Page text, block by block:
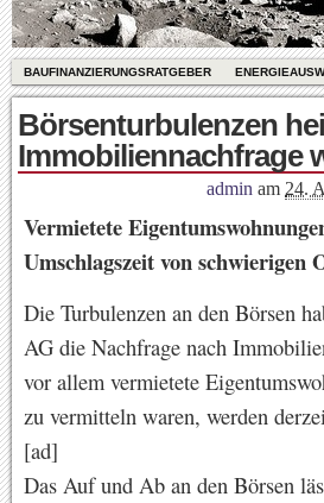
BAUFINANZIERUNGSRATGEBER
Börsenturbulenzen
Immobiliennachfrage
admin am 24.
Vermietete
Umschlagszeit von schwierigen
Die Turbulenzen an den Börsen
AG die Nachfrage nach
vor allem vermietete
zu vermitteln waren, werden
[ad]
Das Auf und Ab an den Börsen